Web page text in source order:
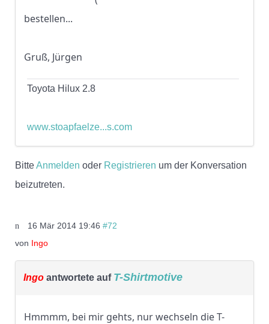
bestellen...
Gruß, Jürgen
Toyota Hilux 2.8
www.stoapfaelze...s.com
BitteAnmelden oder Registrieren um der Konversation
beizutreten.
16 Mär 2014 19:46 #72
von
Ingo
Ingo antwortete auf T-Shirtmotive
Hmmmm, bei mir gehts, nur wechseln die T-